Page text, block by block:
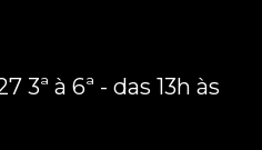
3ª à 6ª - das 13h às